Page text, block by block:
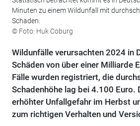
Minuten zu einem Wildunfall mit
Schaden.
© Foto: Huk Coburg
Wildunfälle verursachten 2024 in
Schäden von über einer Milliarde
Fälle wurden registriert, die
Schadenhöhe lag bei 4.100 Euro.
erhöhter Unfallgefahr im Herbst
zum richtigen Verhalten und